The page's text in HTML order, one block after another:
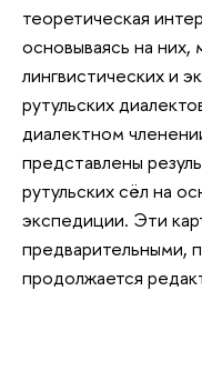
теоретическая
основываясь на них,
лингвистических и
рутульских
диалектном
представлены
рутульских сёл на
экспедиции. Эти
предварительными,
продолжается